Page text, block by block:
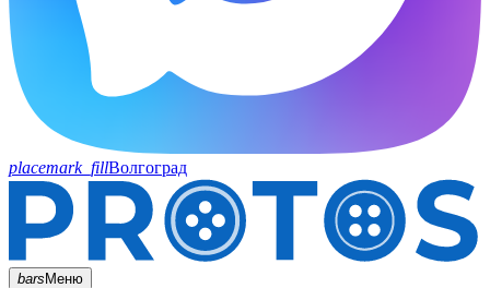
placemark_fillВолгоград
barsМеню